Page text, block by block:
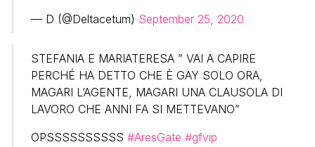
— D (@Deltacetum) September 25, 2020
STEFANIA E MARIATERESA ” VAI A CAPIRE
PERCHÉ HA DETTO CHE È GAY SOLO ORA,
MAGARI L’AGENTE, MAGARI UNA CLAUSOLA DI
LAVORO CHE ANNI FA SI METTEVANO”
OPSSSSSSSSSS #AresGate #gfvip